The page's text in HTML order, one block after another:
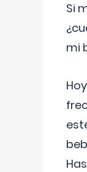
Si
mi